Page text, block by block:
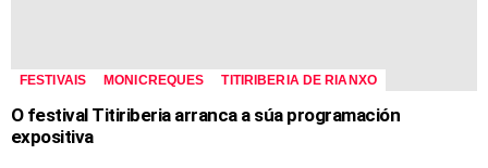
FESTIVAIS MONICREQUES TITIRIBERIA DE RIANXO
O festival Titiriberia arranca a súa programación
expositiva